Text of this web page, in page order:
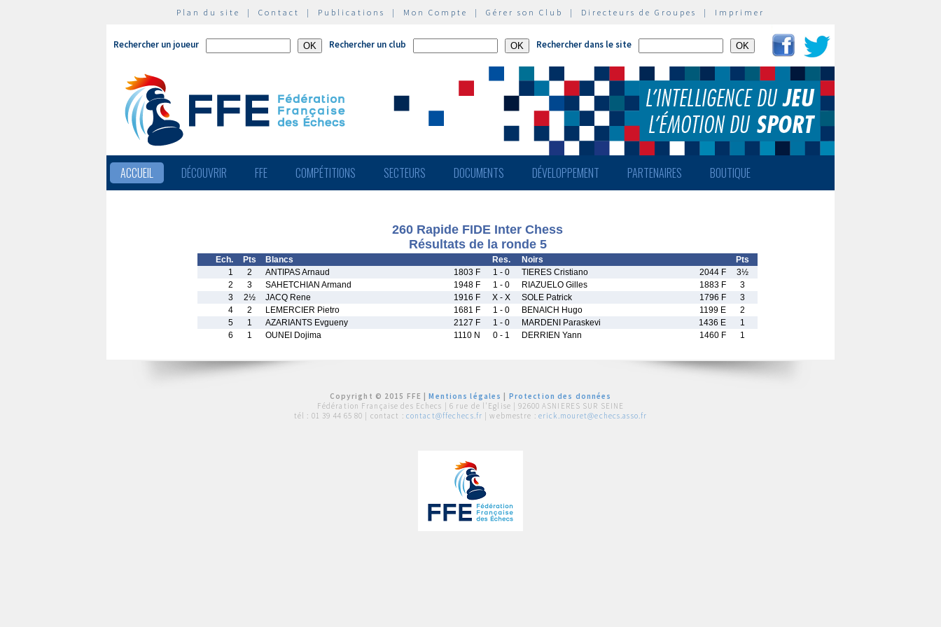
Plan du site | Contact | Publications | Mon Compte | Gérer son Club | Directeurs de Groupes | Imprimer
Rechercher un joueur Rechercher un club Rechercher dans le site
ACCUEIL DÉCOUVRIR FFE COMPÉTITIONS SECTEURS DOCUMENTS DÉVELOPPEMENT PARTENAIRES BOUTIQUE
260 Rapide FIDE Inter Chess
Résultats de la ronde 5
Ech. Pts Blancs Res. Noirs
Pts
1
2 ANTIPAS Arnaud 1803 F 1 - 0 TIERES Cristiano 2044 F
3½
2
3 SAHETCHIAN Armand 1948 F 1 - 0 RIAZUELO Gilles 1883 F
3
3
2½ JACQ Rene 1916 F X - X SOLE Patrick 1796 F
3
4
2 LEMERCIER Pietro 1681 F 1 - 0 BENAICH Hugo 1199 E
2
5
1 AZARIANTS Evgueny 2127 F 1 - 0 MARDENI Paraskevi 1436 E
1
6
1 OUNEI Dojima 1110 N 0 - 1 DERRIEN Yann 1460 F 1
Copyright © 2015 FFE |Mentions légales
Protection des données
Fédération Française des Echecs | 6 rue de l'Eglise | 92600 ASNIERES SUR SEINE
tél : 01 39 44 65 80 | contact : contact@ffechecs.fr | webmestre : erick.mouret@echecs.asso.fr